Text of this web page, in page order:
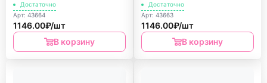
Достаточно
Арт: 43664
1146.00₽/шт
В корзину
Достаточно
Арт: 43663
1146.00₽/шт
В корзину